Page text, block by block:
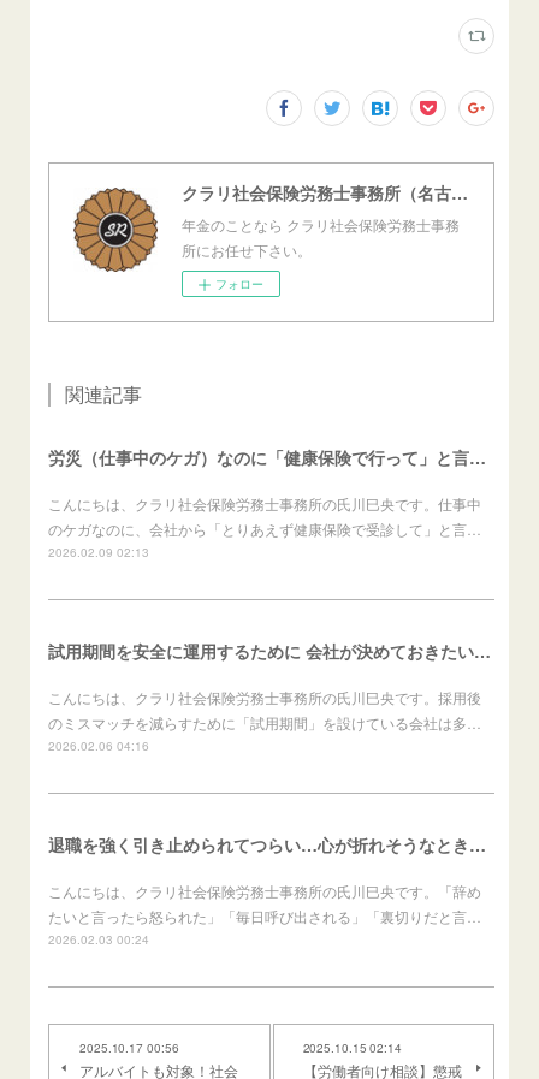
クラリ社会保険労務士事務所（名古屋西障害年金センター）
年金のことなら クラリ社会保険労務士事務
所にお任せ下さい。
フォロー
関連記事
労災（仕事中のケガ）なのに「健康保険で行って」と言われたら？（労働者向け）
こんにちは、クラリ社会保険労務士事務所の氏川巳央です。仕事中
のケガなのに、会社から「とりあえず健康保険で受診して」と言…
2026.02.09 02:13
試用期間を安全に運用するために 会社が決めておきたいこと（会社向け）
こんにちは、クラリ社会保険労務士事務所の氏川巳央です。採用後
のミスマッチを減らすために「試用期間」を設けている会社は多…
2026.02.06 04:16
退職を強く引き止められてつらい…心が折れそうなときの進め方（労働者向け）
こんにちは、クラリ社会保険労務士事務所の氏川巳央です。「辞め
たいと言ったら怒られた」「毎日呼び出される」「裏切りだと言…
2026.02.03 00:24
2025.10.17 00:56
アルバイトも対象！社会
2025.10.15 02:14
【労働者向け相談】懲戒